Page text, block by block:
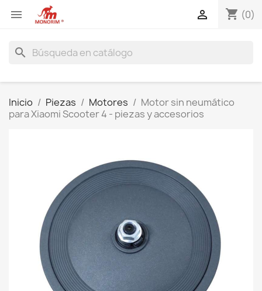
 shopping_cart (0)

search
Inicio Piezas Motores
Motor sin neumático
para Xiaomi Scooter 4 - piezas y accesorios